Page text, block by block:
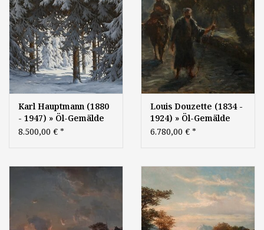
Karl Hauptmann (1880
- 1947) » Öl-Gemälde
Winter Romantik
Landschaft
Winterlandschaft
8.500,00 € *
Louis Douzette (1834 -
1924) » Öl-Gemälde
Impressionismus
biblische Szene
6.780,00 € *